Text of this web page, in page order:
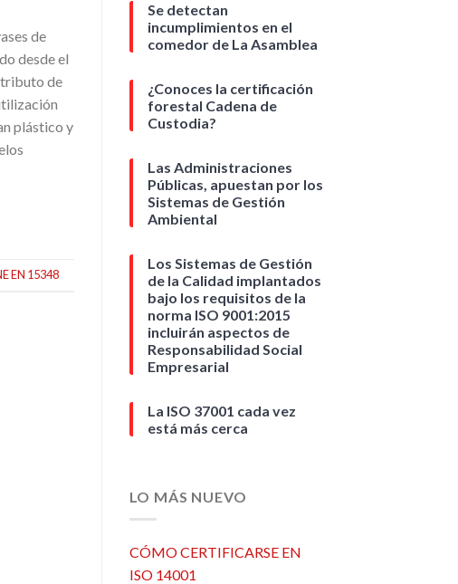
de
desde el
tributo de
plástico y
EN 15348
Se detectan
incumplimientos en el
comedor de La Asamblea
¿Conoces la certificación
forestal Cadena de
Custodia?
Las Administraciones
Públicas, apuestan por los
Sistemas de Gestión
Ambiental
Los Sistemas de Gestión
de la Calidad implantados
bajo los requisitos de la
norma ISO 9001:2015
incluirán aspectos de
Responsabilidad Social
Empresarial
La ISO 37001 cada vez
está más cerca
LO MÁS NUEVO
CÓMO CERTIFICARSE EN
ISO 14001